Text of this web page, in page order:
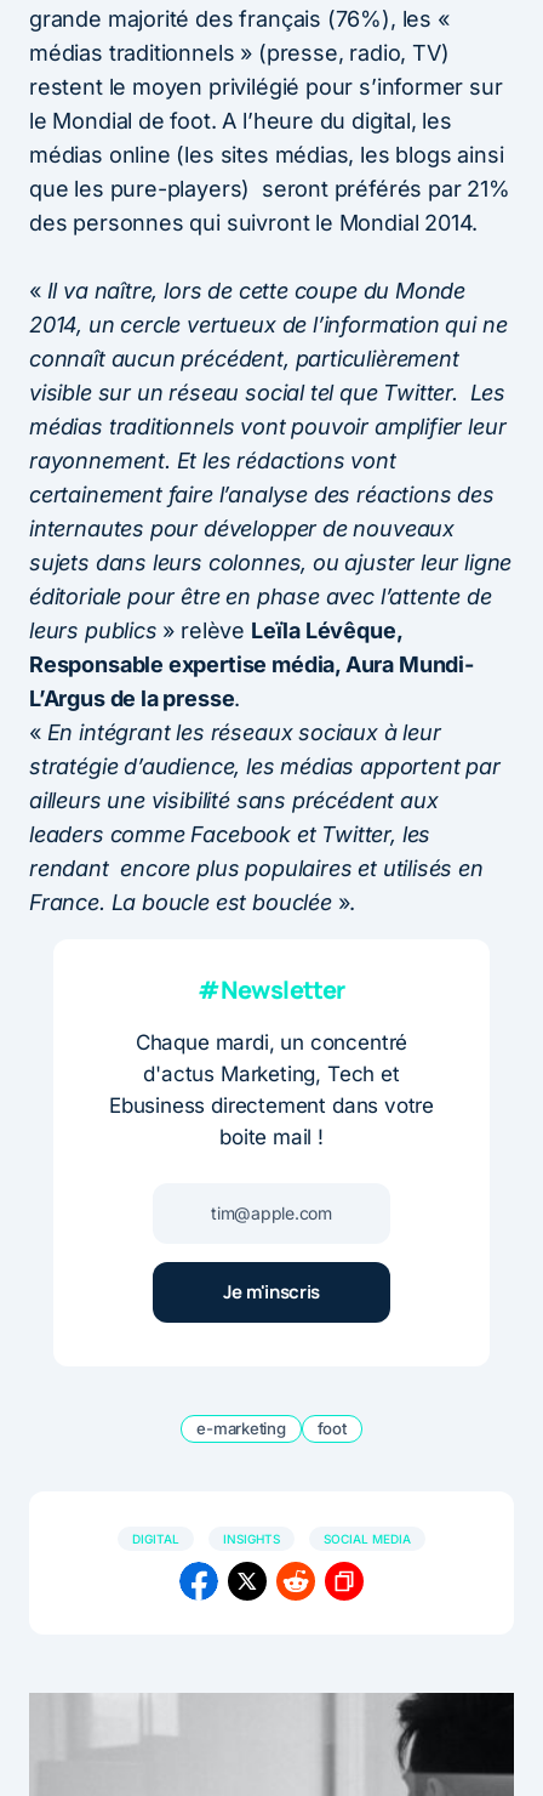
grande majorité des français (76%), les «
médias traditionnels » (presse, radio, TV)
restent le moyen privilégié pour s’informer sur
le Mondial de foot. A l’heure du digital, les
médias online (les sites médias, les blogs ainsi
que les pure-players) seront préférés par 21%
des personnes qui suivront le Mondial 2014.
« Il va naître, lors de cette coupe du Monde
2014, un cercle vertueux de l’information qui ne
connaît aucun précédent, particulièrement
visible sur un réseau social tel que Twitter. Les
médias traditionnels vont pouvoir amplifier leur
rayonnement. Et les rédactions vont
certainement faire l’analyse des réactions des
internautes pour développer de nouveaux
sujets dans leurs colonnes, ou ajuster leur ligne
éditoriale pour être en phase avec l’attente de
leurs publics » relève Leïla Lévêque,
Responsable expertise média, Aura Mundi-
L’Argus de la presse.
« En intégrant les réseaux sociaux à leur
stratégie d’audience, les médias apportent par
ailleurs une visibilité sans précédent aux
leaders comme Facebook et Twitter, les
rendant encore plus populaires et utilisés en
France. La boucle est bouclée ».
#Newsletter
Chaque mardi, un concentré
d'actus Marketing, Tech et
Ebusiness directement dans votre
boite mail !
e-marketing foot
DIGITAL INSIGHTS SOCIAL MEDIA